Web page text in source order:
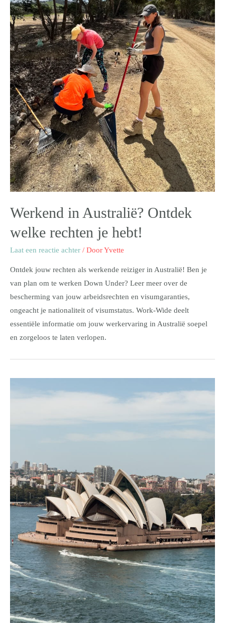
Werkend in Australië? Ontdek
welke rechten je hebt!
Laat een reactie achter / DoorYvette
Ontdek jouw rechten als werkende reiziger in Australië! Ben je
van plan om te werken Down Under? Leer meer over de
bescherming van jouw arbeidsrechten en visumgaranties,
ongeacht je nationaliteit of visumstatus. Work-Wide deelt
essentiële informatie om jouw werkervaring in Australië soepel
en zorgeloos te laten verlopen.